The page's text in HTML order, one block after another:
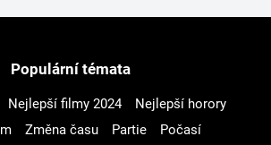
Populární témata
Nejlepší filmy 2024
Nejlepší horory
Změna času Partie
Počasí